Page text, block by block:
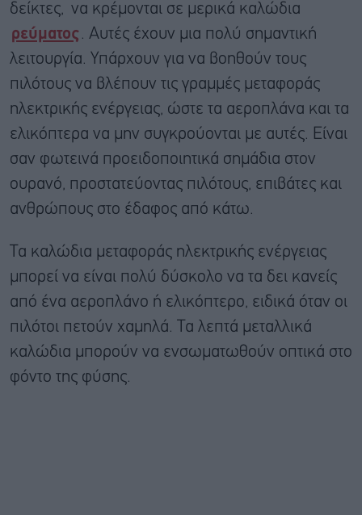
δείκτες, να κρέμονται σε μερικά καλώδια
ρεύματος . Αυτές έχουν μια πολύ σημαντική
λειτουργία. Yπάρχουν για να βοηθούν τους
πιλότους να βλέπουν τις γραμμές μεταφοράς
ηλεκτρικής ενέργειας, ώστε τα αεροπλάνα και τα
ελικόπτερα να μην συγκρούονται με αυτές. Είναι
σαν φωτεινά προειδοποιητικά σημάδια στον
ουρανό, προστατεύοντας πιλότους, επιβάτες και
ανθρώπους στο έδαφος από κάτω.
Τα καλώδια μεταφοράς ηλεκτρικής ενέργειας
μπορεί να είναι πολύ δύσκολο να τα δει κανείς
από ένα αεροπλάνο ή ελικόπτερο, ειδικά όταν οι
πιλότοι πετούν χαμηλά. Τα λεπτά μεταλλικά
καλώδια μπορούν να ενσωματωθούν οπτικά στο
φόντο της φύσης.